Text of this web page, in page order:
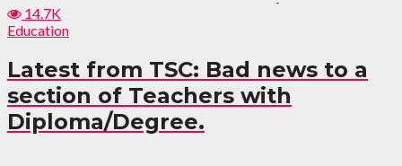
14.7K
Education
Latest from TSC: Bad news to a
section of Teachers with
Diploma/Degree.